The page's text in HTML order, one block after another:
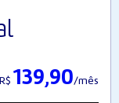
R$ 139,90/mês